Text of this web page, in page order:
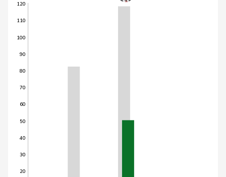
20
30
40
50
60
70
80
90
100
110
120